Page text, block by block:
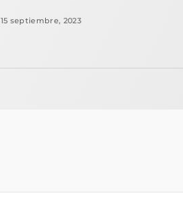
15 septiembre, 2023